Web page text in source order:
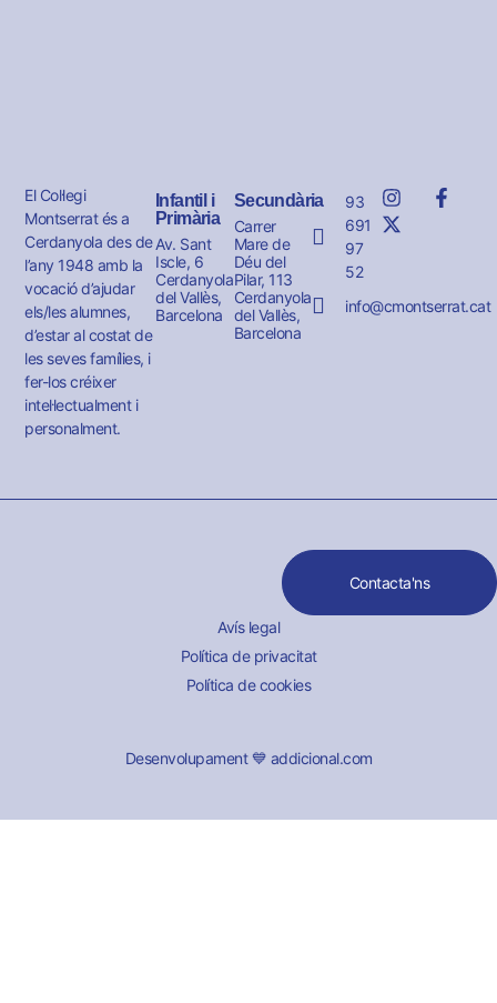
El Col·legi
Montserrat és a
Cerdanyola des de
l’any 1948 amb la
vocació d’ajudar
els/les alumnes,
d’estar al costat de
les seves famílies, i
fer-los créixer
intel·lectualment i
personalment.
Infantil i
Primària
Av. Sant
Iscle, 6
Cerdanyola
del Vallès,
Barcelona
Secundària
Carrer
Mare de
Déu del
Pilar, 113
Cerdanyola
del Vallès,
Barcelona
93
691
97
52
info@cmontserrat.cat
Contacta'ns
Avís legal
Política de privacitat
Política de cookies
Desenvolupament 💙 addicional.com